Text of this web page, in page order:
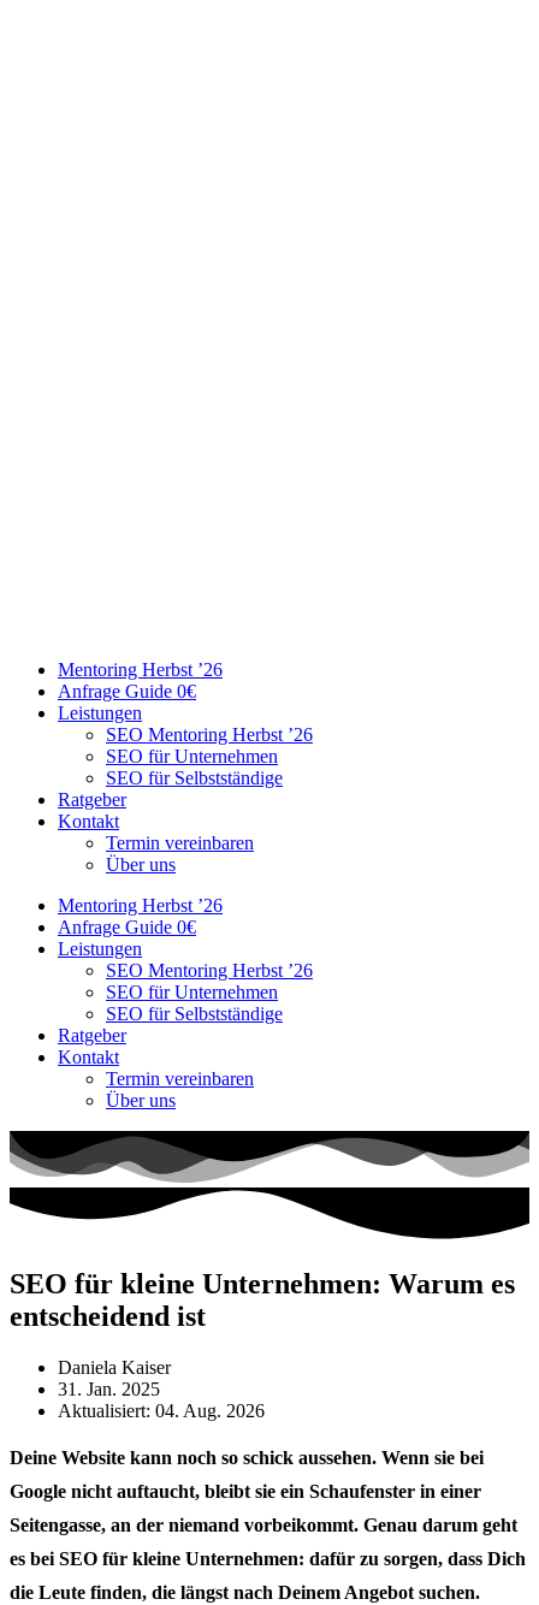
Mentoring Herbst ’26
Anfrage Guide 0€
Leistungen
SEO Mentoring Herbst ’26
SEO für Unternehmen
SEO für Selbstständige
Ratgeber
Kontakt
Termin vereinbaren
Über uns
Mentoring Herbst ’26
Anfrage Guide 0€
Leistungen
SEO Mentoring Herbst ’26
SEO für Unternehmen
SEO für Selbstständige
Ratgeber
Kontakt
Termin vereinbaren
Über uns
SEO für kleine Unternehmen: Warum es
entscheidend ist
Daniela Kaiser
31. Jan. 2025
Aktualisiert: 04. Aug. 2026
Deine Website kann noch so schick aussehen. Wenn sie bei
Google nicht auftaucht, bleibt sie ein Schaufenster in einer
Seitengasse, an der niemand vorbeikommt. Genau darum geht
es bei SEO für kleine Unternehmen: dafür zu sorgen, dass Dich
die Leute finden, die längst nach Deinem Angebot suchen.